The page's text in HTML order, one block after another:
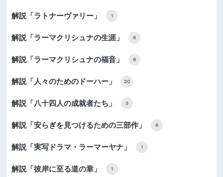
解説「ラトナーヴァリー」 1
解説「ラーマクリシュナの生涯」 6
解説「ラーマクリシュナの福音」 6
解説「人々のためのドーハー」 20
解説「八十四人の成就者たち」 3
解説「安らぎを見つけるための三部作」 6
解説「実写ドラマ・ラーマーヤナ」 1
解説「彼岸に至る道の章」 1